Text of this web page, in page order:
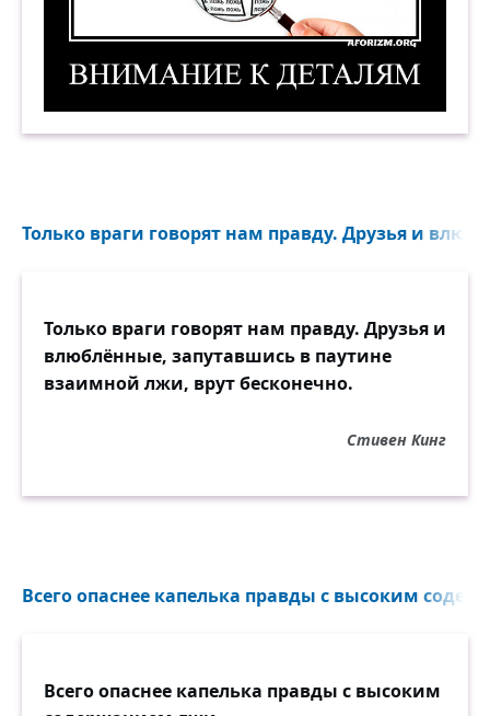
Только враги говорят нам правду. Друзья и
Только враги говорят нам правду. Друзья и
влюблённые, запутавшись в паутине
взаимной лжи, врут бесконечно.
Стивен Кинг
Всего опаснее капелька правды с высоким
Всего опаснее капелька правды с высоким